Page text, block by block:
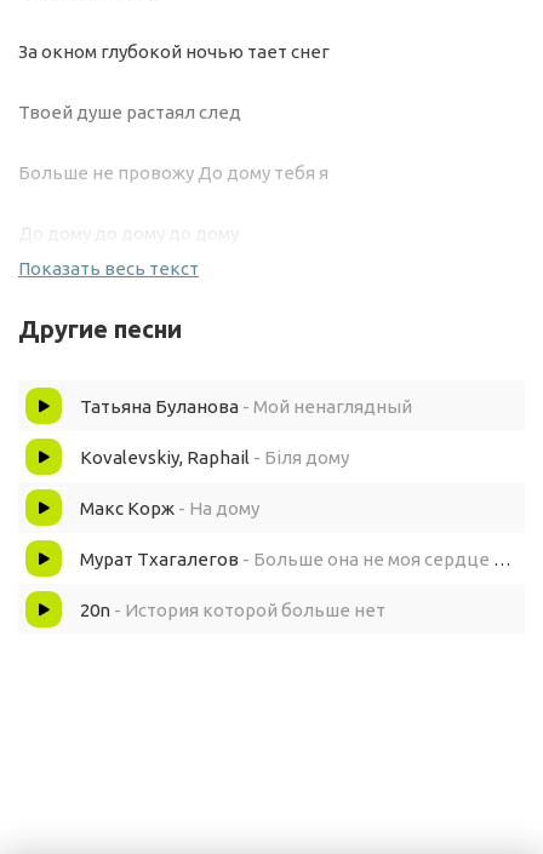
За окном глубокой ночью тает снег
Твоей душе растаял след
Больше не провожу До дому тебя я
До дому до дому до дому
Твоя история твоя история любви
Она закончена где-то на полочке
Больше не ты не я больше не ты не я простим
Мосты разедены и больше не звони
Ты не спишь
Показать весь текст
Другие песни
Татьяна Буланова - Мой ненаглядный
Kovalevskiy, Raphail - Біля дому
Макс Корж - На дому
Мурат Тхагалегов - Больше она не моя сердце от боли горит
20n - История которой больше нет